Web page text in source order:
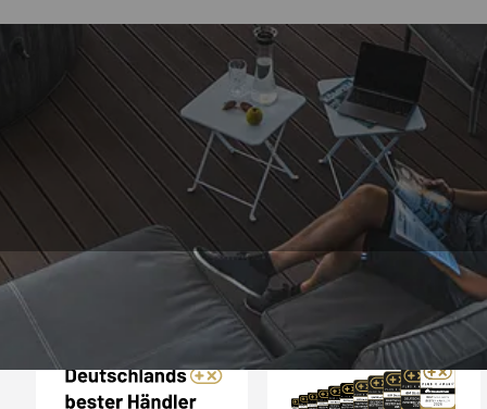
Trusted Shops
5,00/ 5
Sehr gut
„Keine
Auszeichnungen